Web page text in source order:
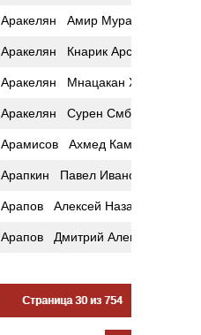
Аракелян Амир Мурадович
Аракелян Кнарик Арсеновна
Аракелян Мнацакан Хачатурович
Аракелян Сурен Смбатович
Арамисов Ахмед Камбулатович
Арапкин Павел Иванович
Арапов Алексей Назарович
Арапов Дмитрий Алексеевич
Страница 30 из 754